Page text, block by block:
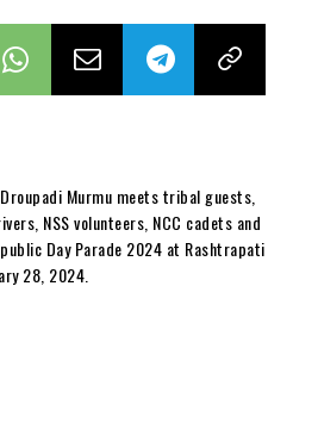
Murmu meets tribal guests,
NSS volunteers, NCC cadets and
Day Parade 2024 at Rashtrapati
28, 2024.